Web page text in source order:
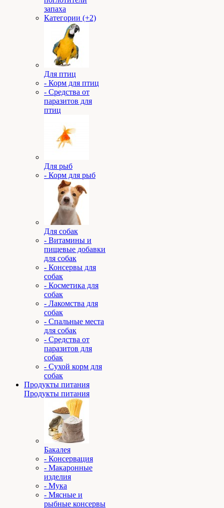
запаха
Категории (+2)
Для птиц
- Корм для птиц
- Средства от
паразитов для
птиц
Для рыб
- Корм для рыб
Для собак
- Витамины и
пищевые добавки
для собак
- Консервы для
собак
- Косметика для
собак
- Лакомства для
собак
- Спальные места
для собак
- Средства от
паразитов для
собак
- Сухой корм для
собак
Продукты питания
Продукты питания
Бакалея
- Консервация
- Макаронные
изделия
- Мука
- Мясные и
рыбные консервы